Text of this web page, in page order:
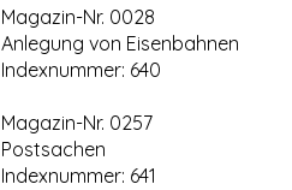
Magazin-Nr. 0028
Anlegung von Eisenbahnen
Indexnummer: 640
Magazin-Nr. 0257
Postsachen
Indexnummer: 641